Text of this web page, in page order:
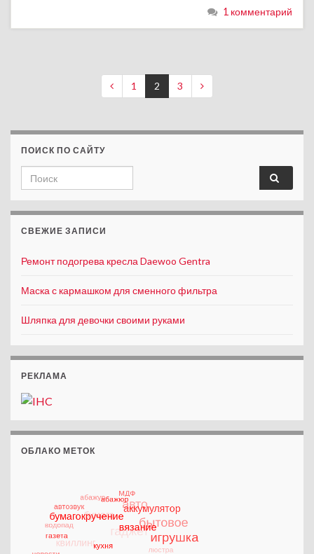
1 комментарий
1 2 3
ПОИСК ПО САЙТУ
Search for:
СВЕЖИЕ ЗАПИСИ
Ремонт подогрева кресла Daewoo Gentra
Маска с кармашком для сменного фильтра
Шляпка для девочки своими руками
РЕКЛАМА
ОБЛАКО МЕТОК